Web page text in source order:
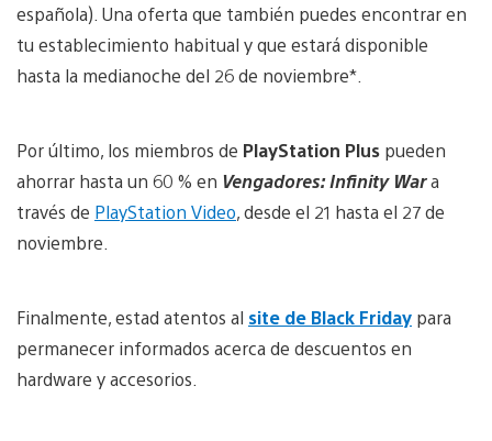
española). Una oferta que también puedes encontrar en
tu establecimiento habitual y que estará disponible
hasta la medianoche del 26 de noviembre*.
Por último, los miembros de PlayStation Plus pueden
ahorrar hasta un 60 % en Vengadores: Infinity Wara
través de PlayStation Video, desde el 21 hasta el 27 de
noviembre.
Finalmente, estad atentos al site de Black Friday para
permanecer informados acerca de descuentos en
hardware y accesorios.